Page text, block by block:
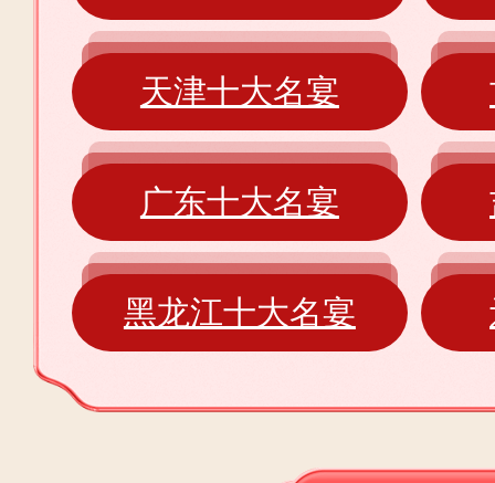
天津十大名宴
广东十大名宴
黑龙江十大名宴